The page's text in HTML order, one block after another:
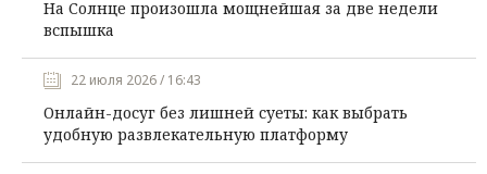
На Солнце произошла мощнейшая за две недели
вспышка
22 июля 2026 / 16:43
Онлайн-досуг без лишней суеты: как выбрать
удобную развлекательную платформу